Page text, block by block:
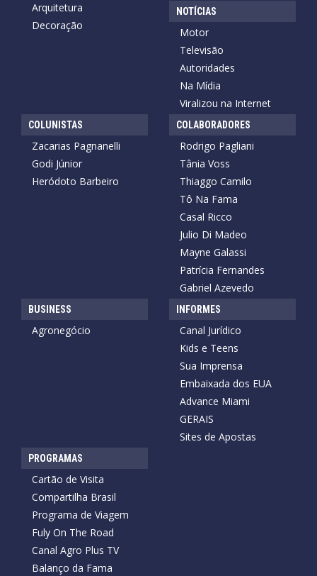
Arquitetura
Decoração
NOTÍCIAS
Motor
Televisão
Autoridades
Na Mídia
Viralizou na Internet
COLUNISTAS
Zacarias Pagnanelli
Godi Júnior
Heródoto Barbeiro
COLABORADORES
Rodrigo Pagliani
Tânia Voss
Thiaggo Camilo
Tô Na Fama
Casal Ricco
Julio Di Madeo
Mayne Galassi
Patrícia Fernandes
Gabriel Azevedo
BUSINESS
Agronegócio
INFORMES
Canal Jurídico
Kids e Teens
Sua Imprensa
Embaixada dos EUA
Advance Miami
GERAIS
Sites de Apostas
PROGRAMAS
Cartão de Visita
Compartilha Brasil
Programa de Viagem
Fuly On The Road
Canal Agro Plus TV
Balanço da Fama